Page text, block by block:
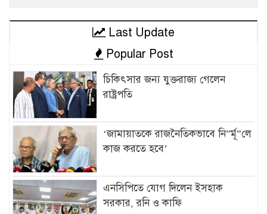
Last Update
Popular Post
চিকিৎসার জন্য যুক্তরাজ্য গেলেন
রাষ্ট্রপতি
‘জামায়াতকে রাজনৈতিকভাবে নি”র্মূ”লে
কাজ করতে হবে’
এনসিপিতে যোগ দিলেন ইসহাক
সরকার, রনি ও কাফি